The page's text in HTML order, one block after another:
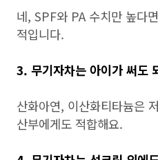
네, SPF와 PA 수치만 높다
적입니다.
3. 무기자차는 아이가 써도
산화아연, 이산화티타늄은
산부에게도 적합해요.